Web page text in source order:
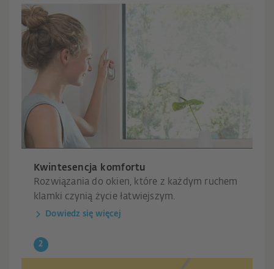
Kwintesencja komfortu
Rozwiązania do okien, które z każdym ruchem
klamki czynią życie łatwiejszym.
Dowiedz się więcej